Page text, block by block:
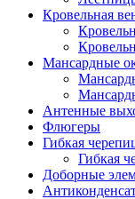
Кровельная
Мансардные
Антенные
Флюгеры
Гибкая
Гибкая
Доборные